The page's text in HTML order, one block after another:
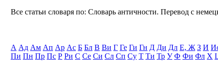
Все статьи словаря по: Словарь античности. Перевод с
А Ад Ам Ап Ар Ас Б Бл В Ви Г Ге Ги Гн Д Ди Дл Е, Ж З И
Пи Пн Пр Пс Р Ри С Се Си Сл Сп Су Т Ти Тр У Ф Фи Фл Х